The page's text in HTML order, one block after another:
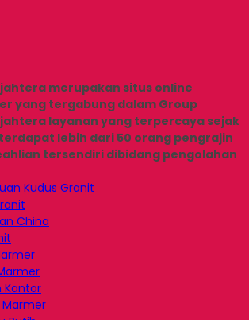
merupakan situs online
yang tergabung dalam Group
layanan yang terpercaya sejak
lebih dari 50 orang pengrajin
tersendiri dibidang pengolahan
Kudus Granit
China
Kantor